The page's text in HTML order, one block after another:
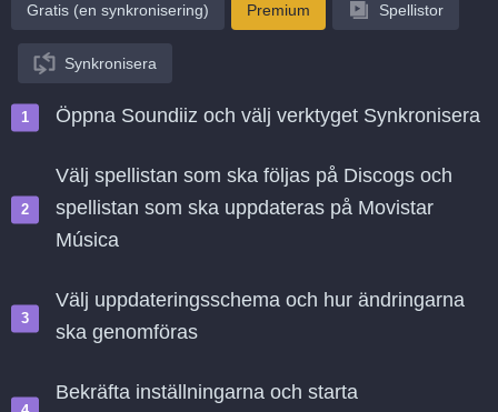
Gratis (en synkronisering) Premium Spellistor
Synkronisera
Öppna Soundiiz och välj verktyget Synkronisera
Välj spellistan som ska följas på Discogs och
spellistan som ska uppdateras på Movistar
Música
Välj uppdateringsschema och hur ändringarna
ska genomföras
Bekräfta inställningarna och starta